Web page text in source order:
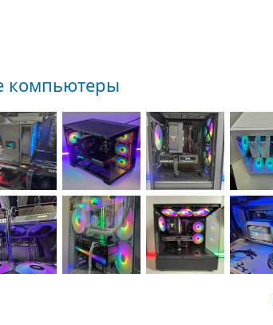
компьютеры